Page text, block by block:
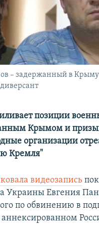
НА РАССЫЛКУ
– задержанный в
позиции
Крымом и
организации
Кремля"
видеозапись
Украины Евгения
по обвинению в